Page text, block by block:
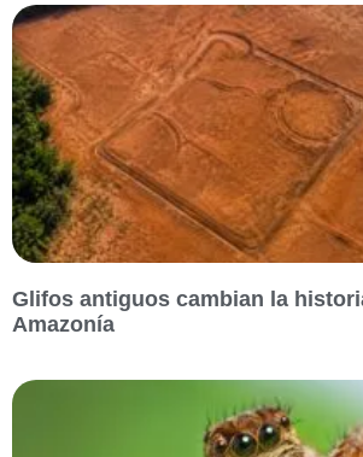
Glifos antiguos cambian la
Amazonía